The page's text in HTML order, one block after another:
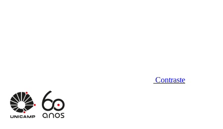
Contraste